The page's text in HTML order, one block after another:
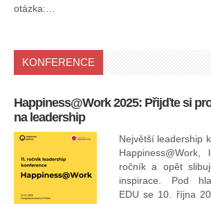
otázka:…
KONFERENCE
Happiness@Work 2025: Přijďte si
na leadership
Největší leadership
ročník a opět
inspirace. Pod
EDU se 10. října